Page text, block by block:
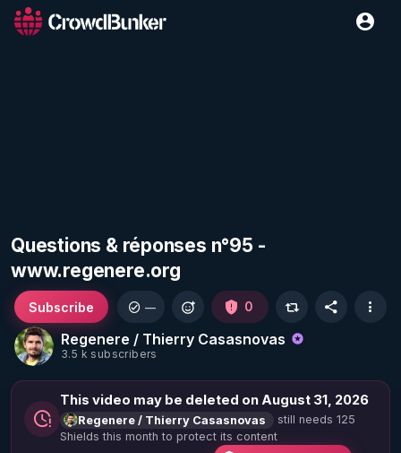
Questions & réponses n°95 -
www.regenere.org
Regenere / Thierry Casasnovas
3.5 k subscribers
Subscribe — 0
This video may be deleted on August 31, 2026
Regenere / Thierry Casasnovas
still needs 125
Shields this month to protect its content